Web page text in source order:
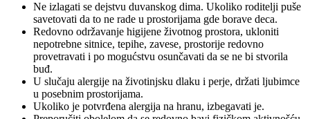
Ne izlagati se dejstvu duvanskog dima. Ukoliko roditelji puše
savetovati da to ne rade u prostorijama gde borave deca.
Redovno održavanje higijene životnog prostora, ukloniti
nepotrebne sitnice, tepihe, zavese, prostorije redovno
provetravati i po mogućstvu osunčavati da se ne bi stvorila
buđ.
U slučaju alergije na životinjsku dlaku i perje, držati ljubimce
u posebnim prostorijama.
Ukoliko je potvrđena alergija na hranu, izbegavati je.